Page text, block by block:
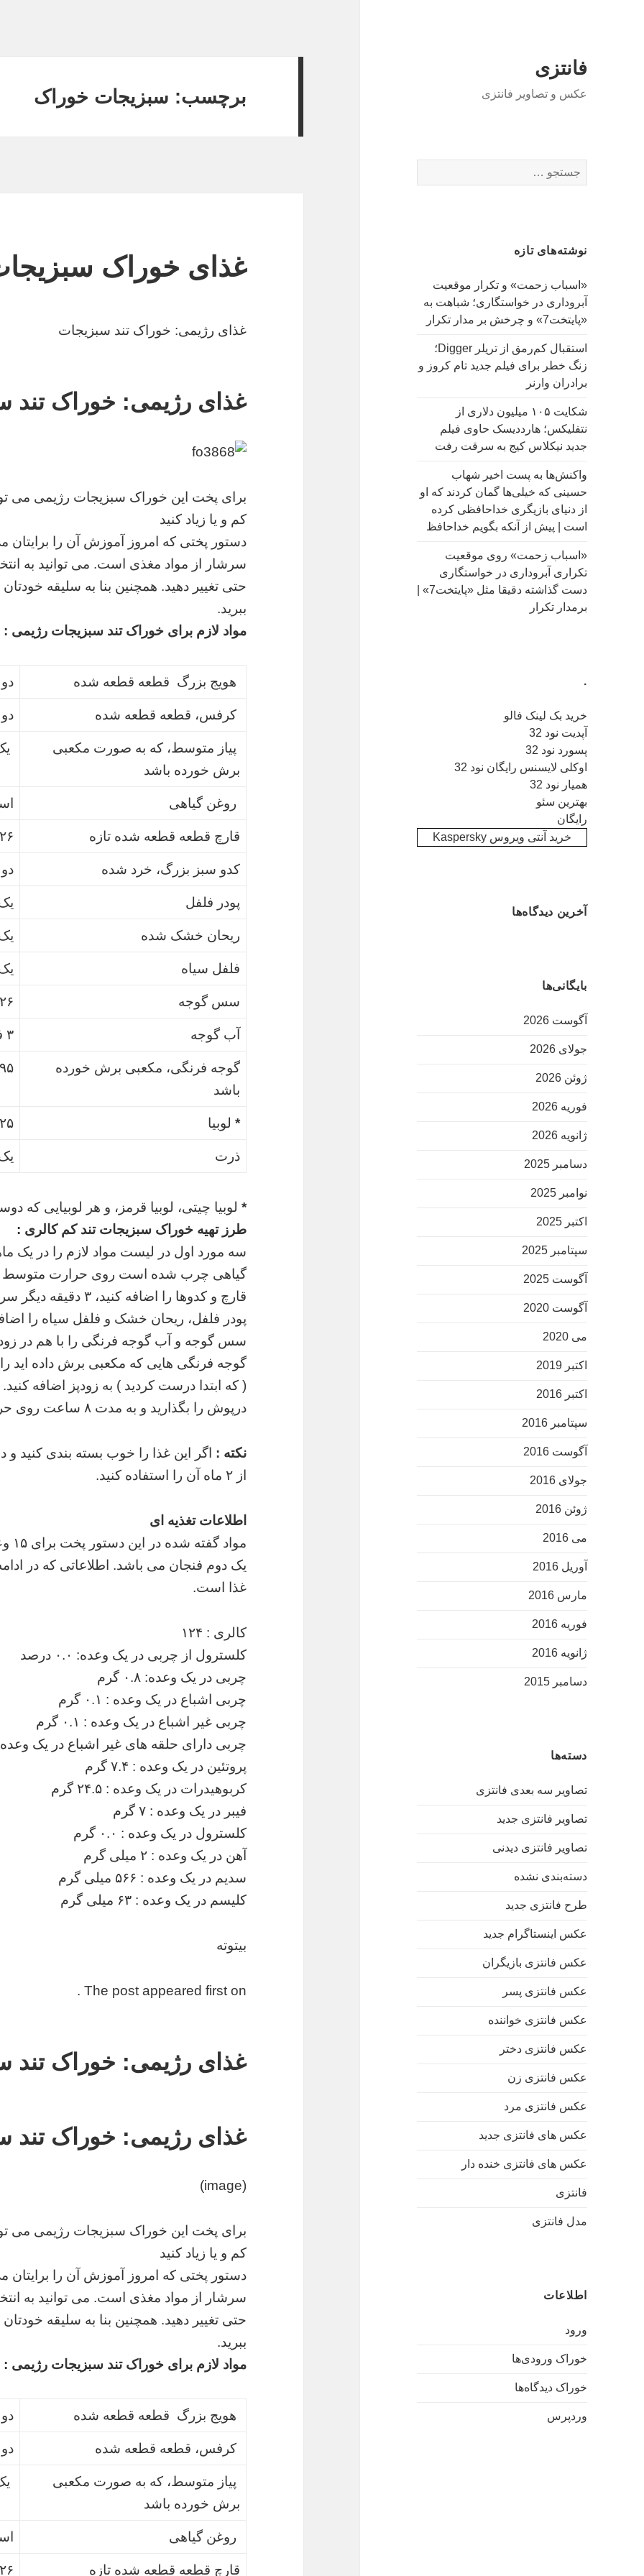
فانتزی
عکس و تصاویر فانتزی
س
ب
ا
ی
:
نوشته‌های تازه
«اسباب زحمت» و تکرار موقعیت
آبروداری در خواستگاری؛ شباهت به
«پایتخت7» و چرخش بر مدار تکرار
استقبال کم‌رمق از تریلر Digger؛
زنگ خطر برای فیلم جدید تام کروز و
برادران وارنر
شکایت ۱۰۵ میلیون دلاری از
نتفلیکس؛ هارددیسک حاوی فیلم
جدید نیکلاس کیج به سرقت رفت
واکنش‌ها به پست اخیر شهاب
حسینی که خیلی‌ها گمان کردند که او
از دنیای بازیگری خداحافظی کرده
است | پیش از آنکه بگویم خداحافظ
«اسباب زحمت» روی موقعیت
تکراری آبروداری در خواستگاری
دست گذاشته دقیقا مثل «پایتخت7» |
برمدار تکرار
.
خرید بک لینک فالو
آپدیت نود 32
پسورد نود 32
اوکلی لایسنس رایگان نود 32
همیار نود 32
بهترین سئو
رایگان
خرید آنتی ویروس Kaspersky
آخرین دیدگاه‌ها
بایگانی‌ها
آگوست 2026
جولای 2026
ژوئن 2026
فوریه 2026
ژانویه 2026
دسامبر 2025
نوامبر 2025
اکتبر 2025
سپتامبر 2025
آگوست 2025
آگوست 2020
می 2020
اکتبر 2019
اکتبر 2016
سپتامبر 2016
آگوست 2016
جولای 2016
ژوئن 2016
می 2016
آوریل 2016
مارس 2016
فوریه 2016
ژانویه 2016
دسامبر 2015
دسته‌ها
تصاویر سه بعدی فانتزی
تصاویر فانتزی جدید
تصاویر فانتزی دیدنی
دسته‌بندی نشده
طرح فانتزی جدید
عکس اینستاگرام جدید
عکس فانتزی بازیگران
عکس فانتزی پسر
عکس فانتزی خواننده
عکس فانتزی دختر
عکس فانتزی زن
عکس فانتزی مرد
عکس های فانتزی جدید
عکس های فانتزی خنده دار
فانتزی
مدل فانتزی
اطلاعات
ورود
خوراک ورودی‌ها
خوراک دیدگاه‌ها
وردپرس
برچسب: سبزیجات خوراک
غذای خوراک
غذای رژیمی: خوراک تند سبزیجات
غذای رژیمی: خوراک تند
برای پخت این خوراک سبزیجات رژیمی می
کم و یا زیاد کنید
دستور پختی که امروز آموزش آن را برایتان
سرشار از مواد مغذی است. می توانید به
حتی تغییر دهید. همچنین بنا به سلیقه خودتان
ببرید.
مواد لازم برای خوراک تند سبزیجات رژیمی :
هویج بزرگ قطعه قطعه شده
کرفس، قطعه قطعه شده
پیاز متوسط، که به صورت مکعبی
برش خورده باشد
روغن گیاهی
قارچ قطعه قطعه شده تازه ۲۲۶
کدو سبز بزرگ، خرد شده
پودر فلفل
ریحان خشک شده
فلفل سیاه
سس گوجه ۲۲۶
آب گوجه ۳ فنجان
گوجه فرنگی، مکعبی برش خورده
باشد
۳۹۵
*لوبیا ۴۲۵
ذرت
* لوبیا چیتی، لوبیا قرمز، و هر لوبیایی
طرز تهیه خوراک سبزیجات تند کم کالری :
سه مورد اول در لیست مواد لازم را در یک
قارچ و کدوها را اضافه کنید، ۳ دقیقه دیگر سرخ کنید.
پودر فلفل، ریحان خشک و فلفل سیاه را
سس گوجه و آب گوجه فرنگی را با هم در
گوجه فرنگی هایی که مکعبی برش داده اید
( که ابتدا درست کردید ) به زودپز اضافه کنید.
درپوش را بگذارید و به مدت ۸ ساعت روی حرارت پایین آن را بپزید.
نکته : اگر این غذا را خوب بسته بندی کنید و
از ۲ ماه آن را استفاده کنید.
اطلاعات تغذیه ای
یک دوم فنجان می باشد. اطلاعاتی که در
غذا است.
کالری : ۱۲۴
کلسترول از چربی در یک وعده: ۰.۰ درصد
چربی در یک وعده: ۰.۸ گرم
چربی اشباع در یک وعده : ۰.۱ گرم
چربی غیر اشباع در یک وعده : ۰.۱ گرم
چربی دارای حلقه های غیر اشباع در یک وعده : ۰.۲
پروتئین در یک وعده : ۷.۴ گرم
کربوهیدرات در یک وعده : ۲۴.۵ گرم
فیبر در یک وعده : ۷ گرم
کلسترول در یک وعده : ۰.۰ گرم
آهن در یک وعده : ۲ میلی گرم
سدیم در یک وعده : ۵۶۶ میلی گرم
کلیسم در یک وعده : ۶۳ میلی گرم
بیتوته
The post appeared first on .
غذای رژیمی: خوراک تند
غذای رژیمی: خوراک تند
(image)
برای پخت این خوراک سبزیجات رژیمی می
کم و یا زیاد کنید
دستور پختی که امروز آموزش آن را برایتان
سرشار از مواد مغذی است. می توانید به
حتی تغییر دهید. همچنین بنا به سلیقه خودتان
ببرید.
مواد لازم برای خوراک تند سبزیجات رژیمی :
هویج بزرگ قطعه قطعه شده
کرفس، قطعه قطعه شده
پیاز متوسط، که به صورت مکعبی
برش خورده باشد
روغن گیاهی
قارچ قطعه قطعه شده تازه ۲۲۶